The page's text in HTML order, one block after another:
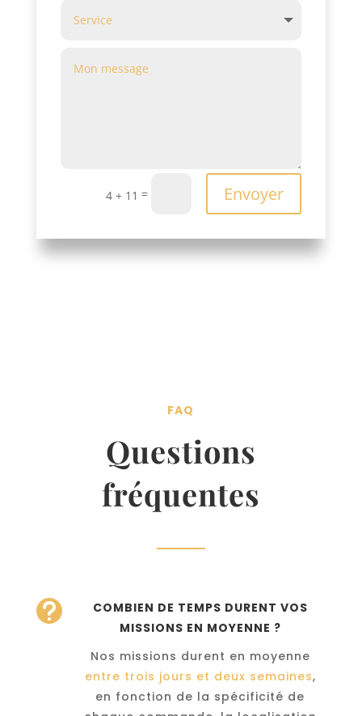
4 + 11 = Envoyer
FAQ
Questions
fréquentes

COMBIEN DE TEMPS DURENT VOS
MISSIONS EN MOYENNE ?
Nos missions durent en moyenne
entre trois jours et deux semaines,
en fonction de la spécificité de